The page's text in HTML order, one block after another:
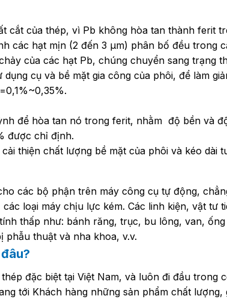
cắt của thép, vì Pb không hòa tan thành ferit
các hạt mịn (2 đến 3 μm) phân bố đều trong
của các hạt Pb, chúng chuyển sang trạng
cụ và bề mặt gia công của phôi, để làm
để hòa tan nó trong ferit, nhằm độ bền và
được chỉ định.
thiện chất lượng bề mặt của phôi và kéo dài
các bộ phận trên máy công cụ tự động,
loại máy chịu lực kém. Các linh kiện, vật tư
thấp như: bánh răng, trục, bu lông, van,
thuật và nha khoa, v.v.
đặc biệt tại Việt Nam, và luôn đi đầu trong
tới Khách hàng những sản phẩm chất